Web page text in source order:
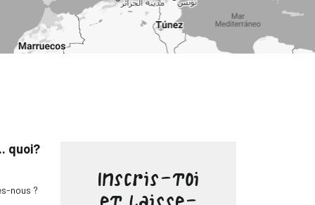
quoi?
nous ?
Inscris-toi